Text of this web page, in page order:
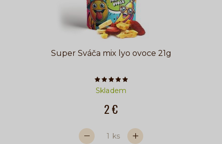
Super Sváča mix lyo ovoce 21g
Počet hvězdiček je 5 z 5
Skladem
2 €
ks